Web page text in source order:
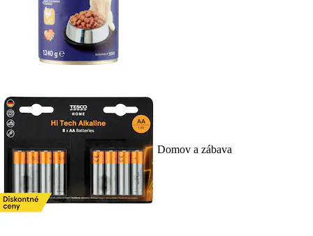
Domov a zábava